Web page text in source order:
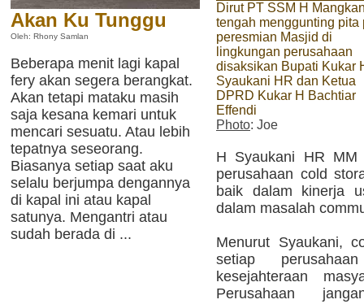
Akan Ku Tunggu
Oleh: Rhony Samlan
Beberapa menit lagi kapal
fery akan segera berangkat.
Akan tetapi mataku masih
saja kesana kemari untuk
mencari sesuatu. Atau lebih
tepatnya seseorang.
Biasanya setiap saat aku
selalu berjumpa dengannya
di kapal ini atau kapal
satunya. Mengantri atau
sudah berada di ...
Dirut PT SSM H
tengah menggunting pita
peresmian Masjid di
lingkungan perusahaan
disaksikan Bupati Kukar
Syaukani HR dan Ketua
DPRD Kukar H Bachtiar
Effendi
Photo: Joe
H Syaukani HR MM
perusahaan cold
baik dalam kinerja
dalam masalah
Menurut Syaukani,
setiap
kesejahteraan
Perusahaan